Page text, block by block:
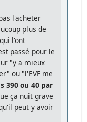
l'acheter
plus de
l'ont
passé pour le
"y a mieux
ou "l'EVF me
390 ou 40 par
ça nuit grave
peut y avoir